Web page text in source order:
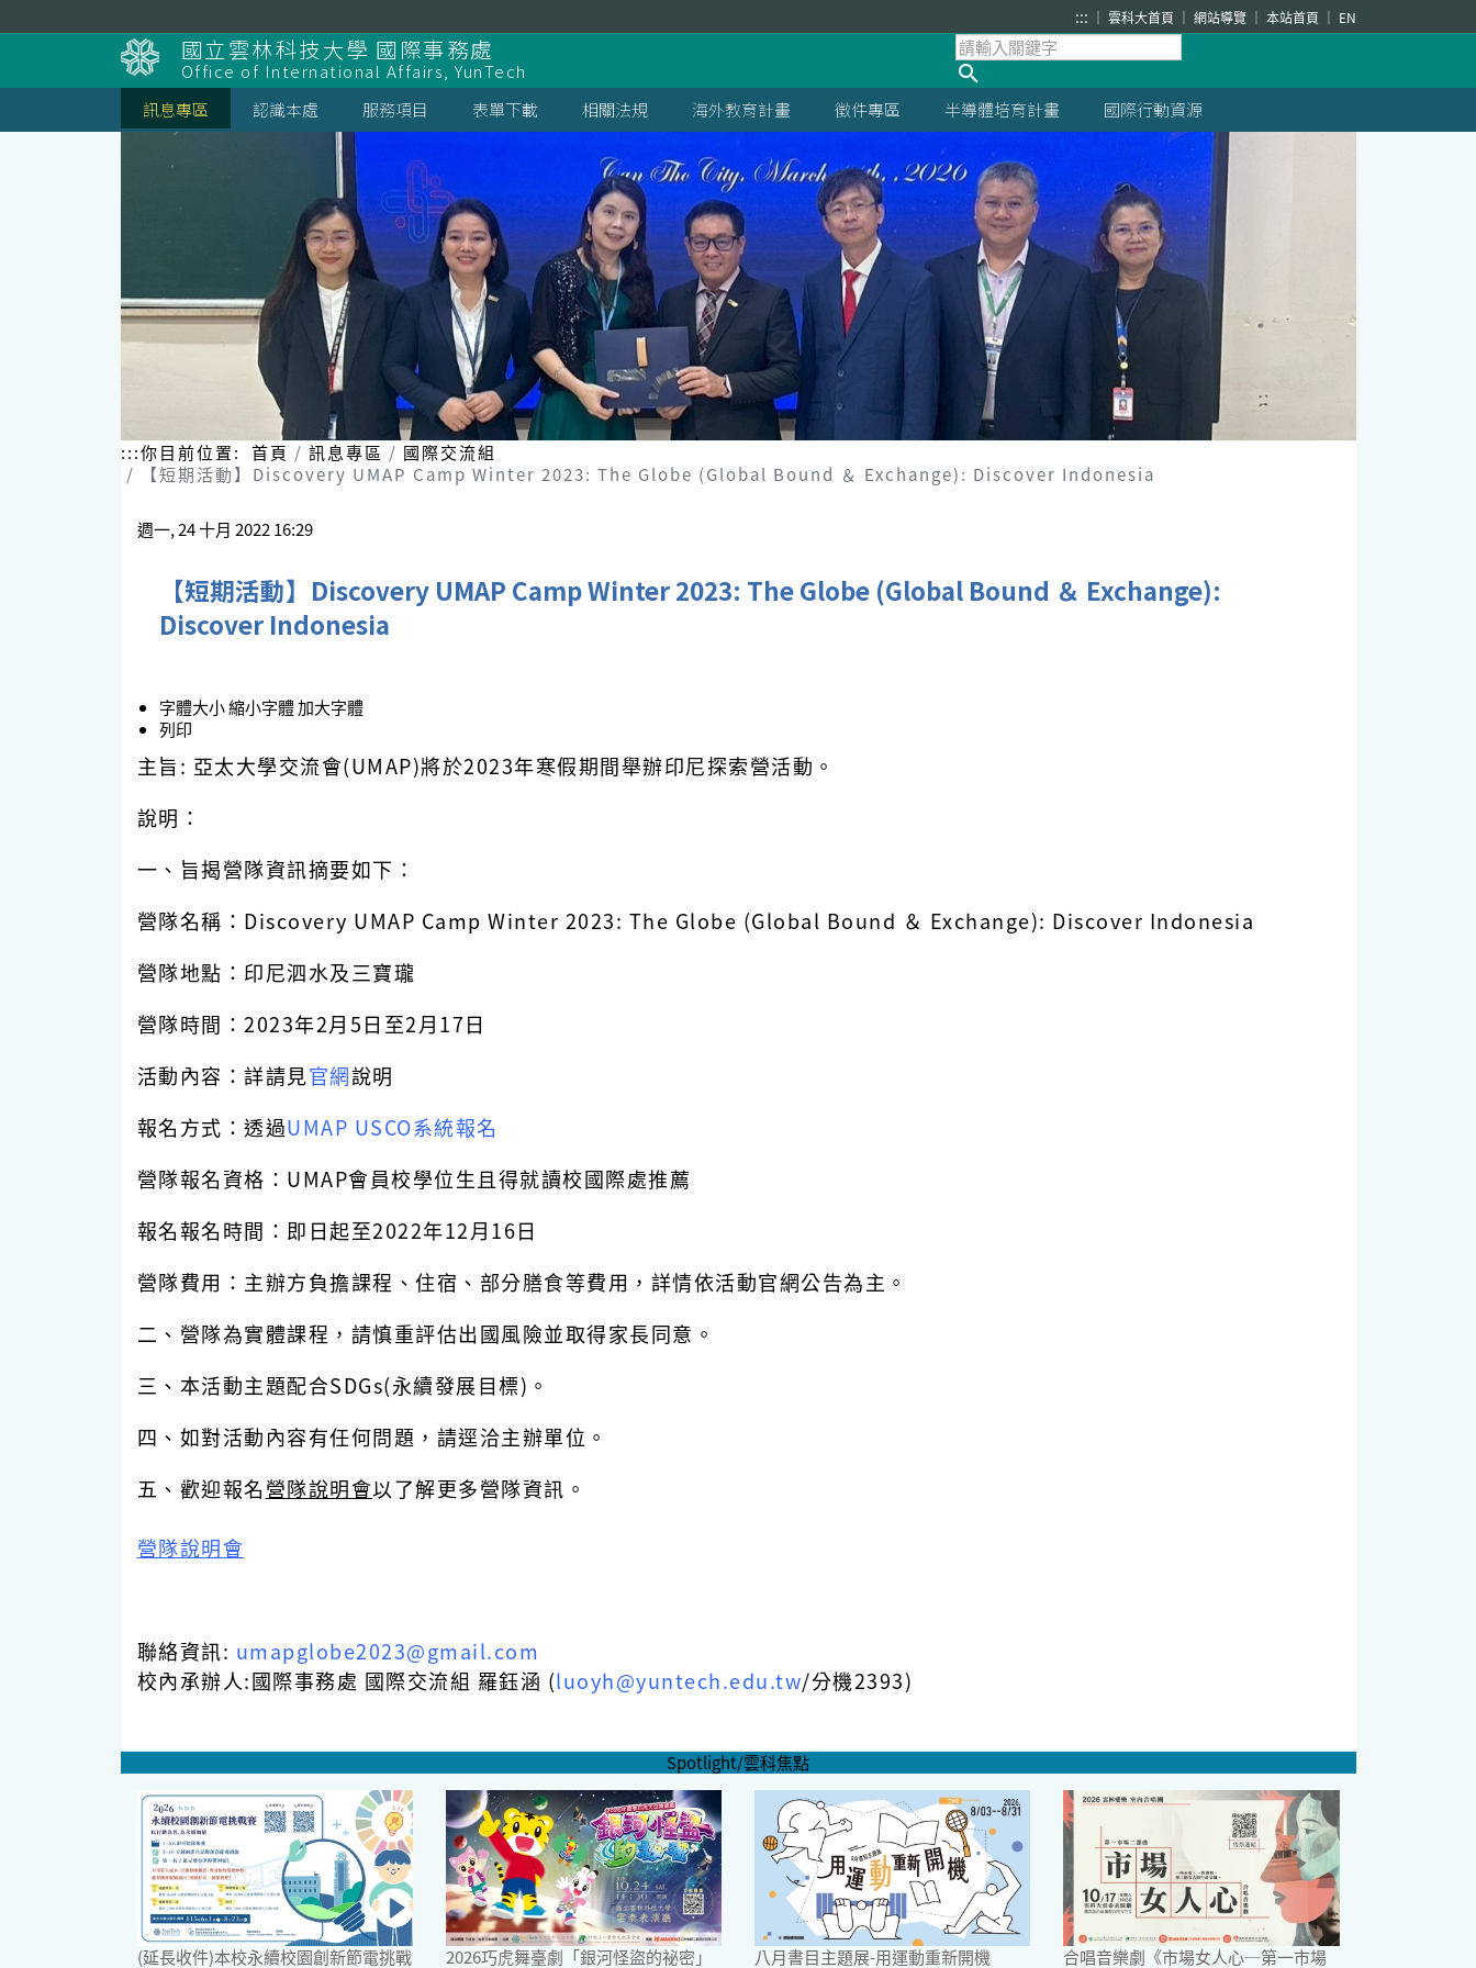
到
主
要
內
容
::: 雲科大首頁 網站導覽 本站首頁 EN
國立雲林科技大學 國際事務處
Office of International Affairs, YunTech
訊息專區
認識本處 服務項目 表單下載 相關法規 海外教育計畫 徵件專區 半導體培育計畫 國際行動資源
:::你目前位置: 首頁 訊息專區
國際交流組
【短期活動】Discovery UMAP Camp Winter 2023: The Globe (Global Bound ＆ Exchange): Discover Indonesia
週一, 24 十月 2022 16:29
【短期活動】Discovery UMAP Camp Winter 2023: The Globe (Global Bound ＆ Exchange):
Discover Indonesia
字體大小縮小字體加大字體
列印
主旨: 亞太大學交流會(UMAP)將於2023年寒假期間舉辦印尼探索營活動。
說明：
一、旨揭營隊資訊摘要如下：
營隊名稱：Discovery UMAP Camp Winter 2023: The Globe (Global Bound ＆ Exchange): Discover Indonesia
營隊地點：印尼泗水及三寶瓏
營隊時間：2023年2月5日至2月17日
活動內容：詳請見官網說明
報名方式：透過UMAP USCO系統報名
營隊報名資格：UMAP會員校學位生且得就讀校國際處推薦
報名報名時間：即日起至2022年12月16日
營隊費用：主辦方負擔課程、住宿、部分膳食等費用，詳情依活動官網公告為主。
二、營隊為實體課程，請慎重評估出國風險並取得家長同意。
三、本活動主題配合SDGs(永續發展目標)。
四、如對活動內容有任何問題，請逕洽主辦單位。
五、歡迎報名營隊說明會以了解更多營隊資訊。
營隊說明會
聯絡資訊: umapglobe2023@gmail.com
校內承辦人:國際事務處 國際交流組 羅鈺涵 (luoyh@yuntech.edu.tw/分機2393)
Spotlight/雲科焦點
(延長收件)本校永續校園創新節電挑戰
2026巧虎舞臺劇「銀河怪盜的祕密」 八月書目主題展-用運動重新開機
合唱音樂劇《市場女人心─第一市場